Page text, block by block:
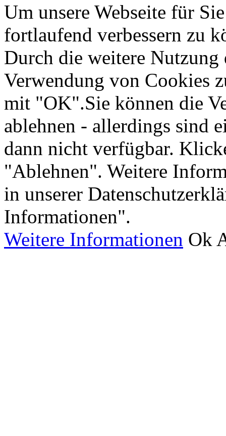
Um unsere Webseite für
fortlaufend verbessern zu
Durch die weitere Nutzung
Verwendung von Cookies
mit "OK".Sie können die
ablehnen - allerdings sind
dann nicht verfügbar.
"Ablehnen". Weitere
in unserer
Informationen".
Weitere Informationen Ok